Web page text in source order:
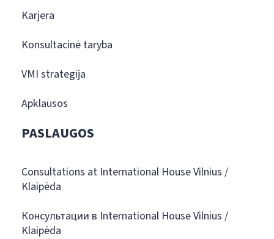
Karjera
Konsultacinė taryba
VMI strategija
Apklausos
PASLAUGOS
Consultations at International House Vilnius /
Klaipėda
Консультации в International House Vilnius /
Klaipėda